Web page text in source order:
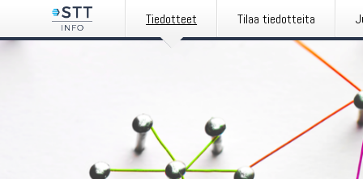
Tiedotteet Tilaa tiedotteita